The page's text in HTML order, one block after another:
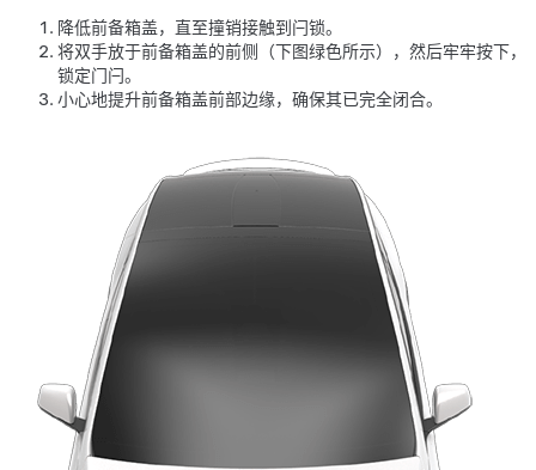
降低前备箱盖，直至撞销接触到闩锁。
将双手放于前备箱盖的前侧（下图绿色所示），然后牢牢按下，
锁定门闩。
小心地提升前备箱盖前部边缘，确保其已完全闭合。